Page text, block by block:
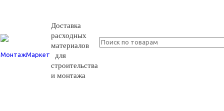
Доставка
расходных
материалов
для
строительства
и монтажа